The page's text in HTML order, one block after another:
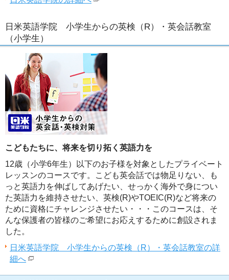
日米英語学院 小学生からの英検（R）・英会話教室
（小学生）
こどもたちに、将来を切り拓く英語力を
12歳（小学6年生）以下のお子様を対象としたプライベート
レッスンのコースです。こども英会話では物足りない、も
っと英語力を伸ばしてあげたい、せっかく海外で身につい
た英語力を維持させたい、英検(R)やTOEIC(R)など将来の
ために資格にチャレンジさせたい・・・このコースは、そ
んな保護者の皆様のご希望にお応えするために創設されま
した。
日米英語学院 小学生からの英検（R）・英会話教室の詳
細へ